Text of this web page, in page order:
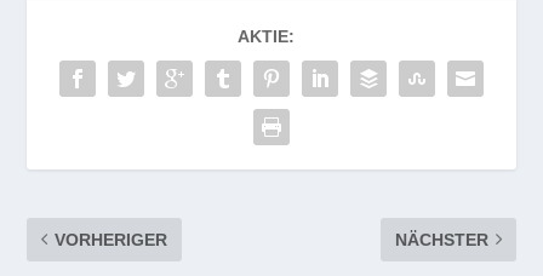
AKTIE:
VORHERIGER NÄCHSTER